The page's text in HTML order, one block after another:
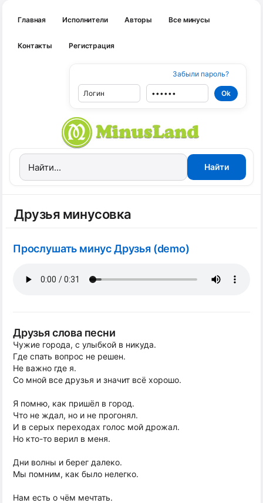
Главная Исполнители Авторы Все минусы
Контакты Регистрация
Забыли пароль?
Друзья минусовка
Прослушать минус Друзья (demo)
Друзья слова песни
Чужие города, с улыбкой в никуда.
Где спать вопрос не решен.
Не важно где я.
Со мной все друзья и значит всё хорошо.
Я помню, как пришёл в город.
Что не ждал, но и не прогонял.
И в серых переходах голос мой дрожал.
Но кто-то верил в меня.
Дни волны и берег далеко.
Мы помним, как было нелегко.
Нам есть о чём мечтать.